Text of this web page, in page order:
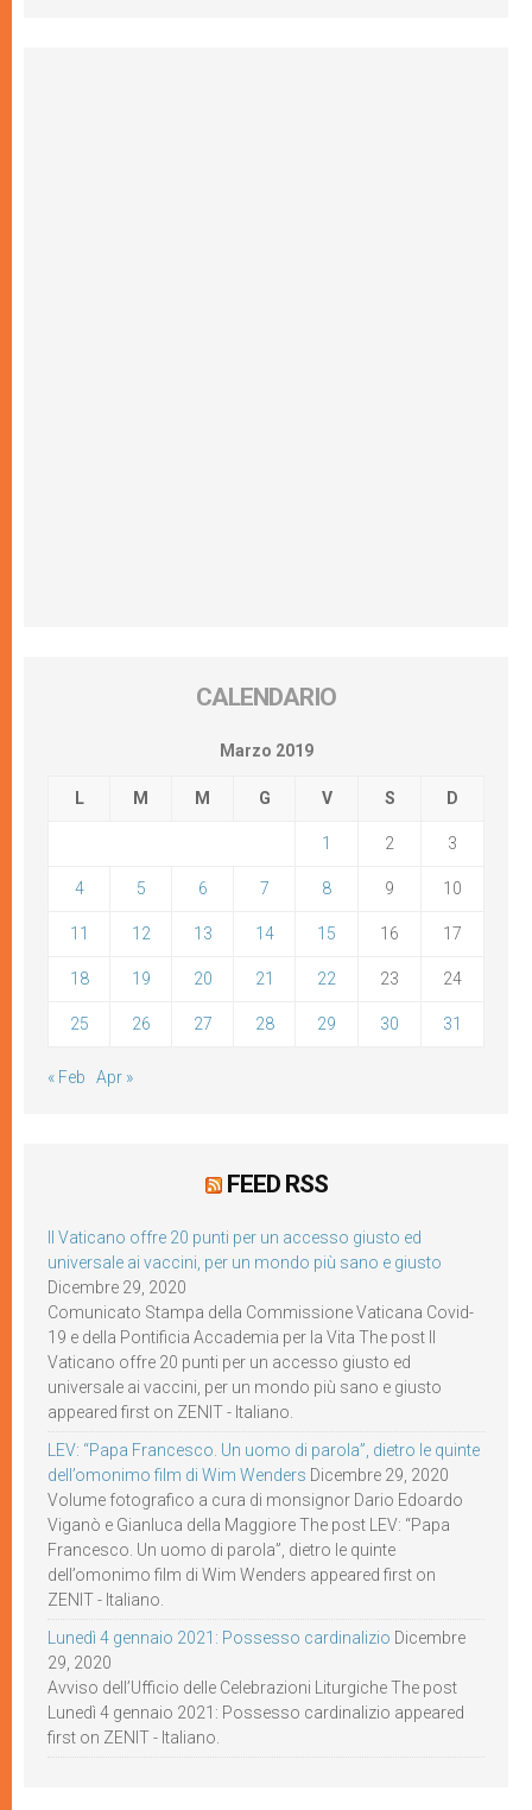
CALENDARIO
Marzo 2019
L M M G V S D
1 2 3
4 5 6 7 8 9 10
11 12 13 14 15 16 17
18 19 20 21 22 23 24
25 26 27 28 29 30 31
« Feb Apr »
FEED RSS
Il Vaticano offre 20 punti per un accesso giusto ed
universale ai vaccini, per un mondo più sano e giusto
Dicembre 29, 2020
Comunicato Stampa della Commissione Vaticana Covid-
19 e della Pontificia Accademia per la Vita The post Il
Vaticano offre 20 punti per un accesso giusto ed
universale ai vaccini, per un mondo più sano e giusto
appeared first on ZENIT - Italiano.
LEV: “Papa Francesco. Un uomo di parola”, dietro le quinte
dell’omonimo film di Wim Wenders Dicembre 29, 2020
Volume fotografico a cura di monsignor Dario Edoardo
Viganò e Gianluca della Maggiore The post LEV: “Papa
Francesco. Un uomo di parola”, dietro le quinte
dell’omonimo film di Wim Wenders appeared first on
ZENIT - Italiano.
Lunedì 4 gennaio 2021: Possesso cardinalizio Dicembre
29, 2020
Avviso dell’Ufficio delle Celebrazioni Liturgiche The post
Lunedì 4 gennaio 2021: Possesso cardinalizio appeared
first on ZENIT - Italiano.